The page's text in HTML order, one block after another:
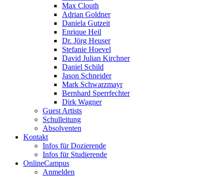
Max Clouth
Adrian Goldner
Daniela Gutzeit
Enrique Heil
Dr. Jörg Heuser
Stefanie Hoevel
David Julian Kirchner
Daniel Schild
Jason Schneider
Mark Schwarzmayr
Bernhard Sperrfechter
Dirk Wagner
Guest Artists
Schulleitung
Absolventen
Kontakt
Infos für Dozierende
Infos für Studierende
OnlineCampus
Anmelden